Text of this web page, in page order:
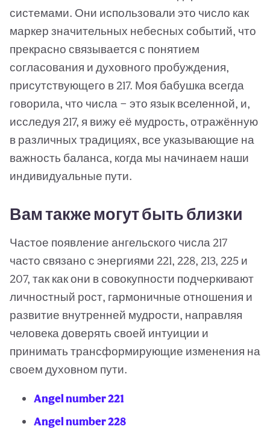
системами. Они использовали это число как
маркер значительных небесных событий, что
прекрасно связывается с понятием
согласования и духовного пробуждения,
присутствующего в 217. Моя бабушка всегда
говорила, что числа — это язык вселенной, и,
исследуя 217, я вижу её мудрость, отражённую
в различных традициях, все указывающие на
важность баланса, когда мы начинаем наши
индивидуальные пути.
Вам также могут быть близки
Частое появление ангельского числа 217
часто связано с энергиями 221, 228, 213, 225 и
207, так как они в совокупности подчеркивают
личностный рост, гармоничные отношения и
развитие внутренней мудрости, направляя
человека доверять своей интуиции и
принимать трансформирующие изменения на
своем духовном пути.
Angel number 221
Angel number 228